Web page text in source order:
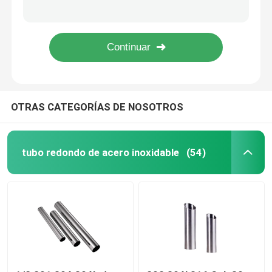
Bobina de acero inoxidable
Tubería de acero inoxidable inconsútil
tira de acero inoxidable
Barra de acero inoxidable Rod
OTRAS CATEGORÍAS DE NOSOTROS
tubo redondo de acero inoxidable (54)